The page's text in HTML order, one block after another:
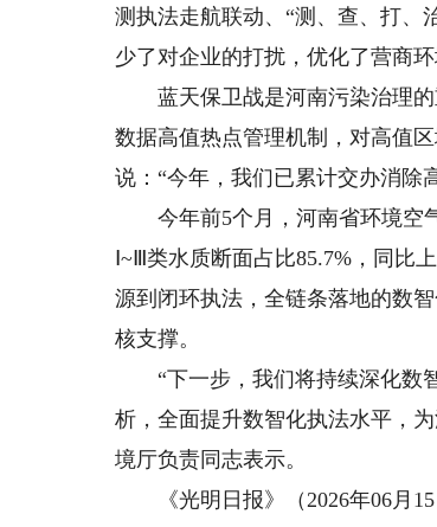
测执法走航联动、“测、查、打、
少了对企业的打扰，优化了营商环
蓝天保卫战是河南污染治理的
数据高值热点管理机制，对高值
说：“今年，我们已累计交办消除
今年前5个月，河南省环境空气
Ⅰ~Ⅲ类水质断面占比85.7%，同比
源到闭环执法，全链条落地的数
核支撑。
“下一步，我们将持续深化数智
析，全面提升数智化执法水平，
境厅负责同志表示。
《光明日报》（2026年06月15